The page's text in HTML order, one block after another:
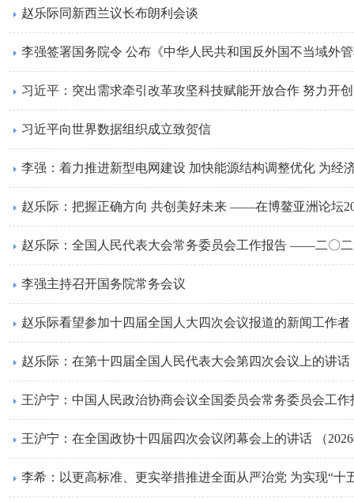
赵乐际同新西兰议长布朗利会谈
李强签署国务院令 公布《中华人民共和国反外国不当域外
习近平：突出需求牵引改革攻坚科技赋能开放合作 努力开
习近平向世界数据组织成立致贺信
李强：着力推进新型电网建设 加快能源结构调整优化 为经
李强主持召开国务院常务会议
赵乐际看望参加十四届全国人大四次会议报道的新闻工作者
赵乐际：在第十四届全国人民代表大会第四次会议上的讲话
王沪宁：在全国政协十四届四次会议闭幕会上的讲话 （
李希：以更高标准、更实举措推进全面从严治党 为实现“十